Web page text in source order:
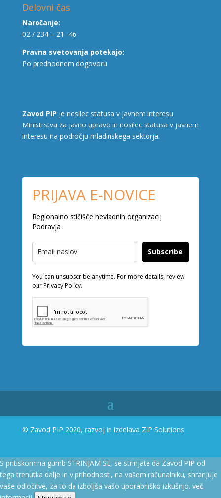
Delovni čas
Naročanje:
02 / 234 – 21 -46
Pravna svetovanja potekajo:
Po predhodnem dogovoru
Zavod PIP je nosilec statusa v javnem interesu
Ministrstva za javno upravo in nosilec statusa v javnem
interesu na področju mladinskega sektorja.
PRIJAVA E-NOVICE
Regionalno stičišče nevladnih organizacij
Podravja
Subscribe
You can unsubscribe anytime. For more details, review
our Privacy Policy.
© Zavod PIP 2020, razvoj in izdelava ZIP Solutions
S pritiskom na gumb STRINJAM SE, se strinjate da Zavod PIP od
tega trenutka dalje in v prihodnosti, na vašem računalniku, shranjuje
vaše odločitve, za to da izboljša vašo uporabniško izkušnjo. več